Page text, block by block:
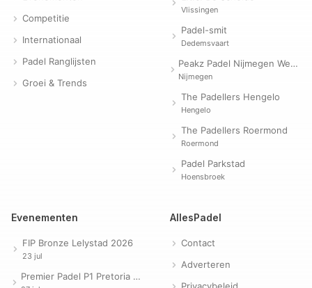
Competitie
Internationaal
Padel Ranglijsten
Groei & Trends
Vlissingen
Padel-smit
Dedemsvaart
Peakz Padel Nijmegen Westerpark | Padelclub
Nijmegen
The Padellers Hengelo
Hengelo
The Padellers Roermond
Roermond
Padel Parkstad
Hoensbroek
Evenementen
FIP Bronze Lelystad 2026
23 jul
Premier Padel P1 Pretoria 2026
AllesPadel
Contact
Adverteren